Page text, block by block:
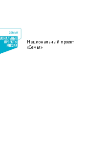
Национальный проект
«Семья»